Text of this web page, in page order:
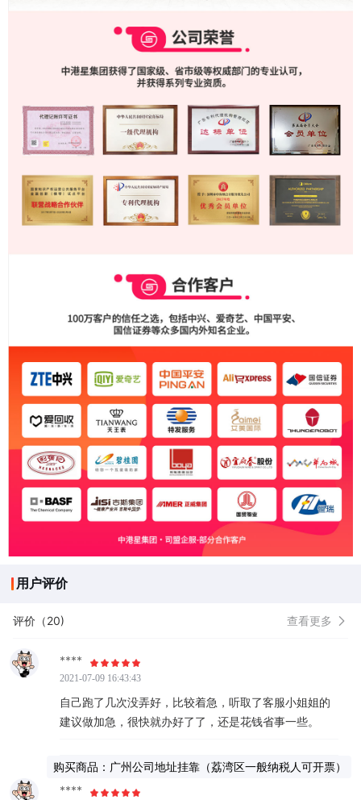
用户评价
评价（20) 查看更多
****
2021-07-09 16:43:43
自己跑了几次没弄好，比较着急，听取了客服小姐姐的
建议做加急，很快就办好了了，还是花钱省事一些。
购买商品：广州公司地址挂靠（荔湾区一般纳税人可开票）
****